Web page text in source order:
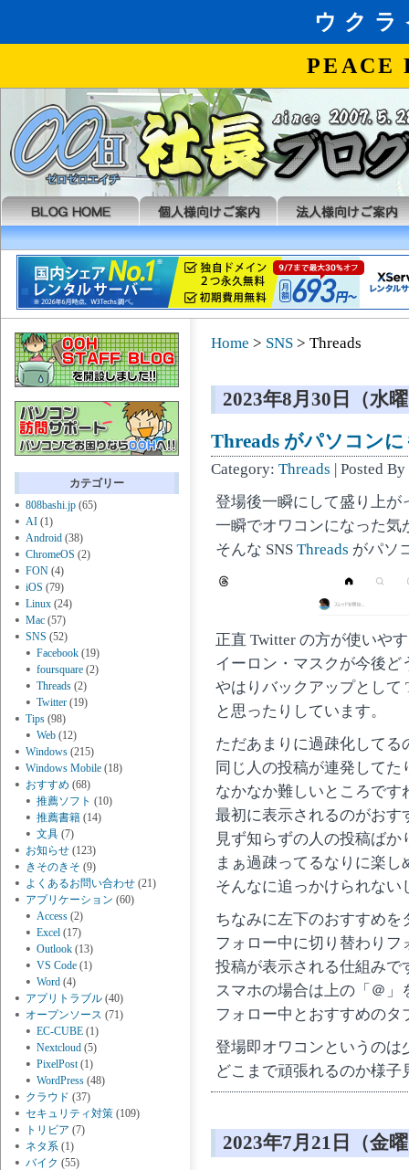
カテゴリー
808bashi.jp (65)
AI (1)
Android (38)
ChromeOS (2)
FON (4)
iOS (79)
Linux (24)
Mac (57)
SNS (52)
Facebook (19)
foursquare (2)
Threads (2)
Twitter (19)
Tips (98)
Web (12)
Windows (215)
Windows Mobile (18)
おすすめ (68)
推薦ソフト (10)
推薦書籍 (14)
文具 (7)
お知らせ (123)
きそのきそ (9)
よくあるお問い合わせ (21)
アプリケーション (60)
Access (2)
Excel (17)
Outlook (13)
VS Code (1)
Word (4)
アプリトラブル (40)
オープンソース (71)
EC-CUBE (1)
Nextcloud (5)
PixelPost(1)
WordPress (48)
クラウド (37)
セキュリティ対策 (109)
トリビア (7)
ネタ系 (1)
バイク (55)
Home > SNS > Threads
2023年8月30日（水
Threads がパソコン
Category: Threads | Posted By
登場後一瞬にして盛り上が
一瞬でオワコンになった気
そんな SNS Threads がパソ
正直 Twitter の方が使いや
イーロン・マスクが今後
やはりバックアップとして
と思ったりしています。
ただあまりに過疎化してる
同じ人の投稿が連発してた
なかなか難しいところです
最初に表示されるのがおす
見ず知らずの人の投稿ばか
まぁ過疎ってるなりに楽
そんなに追っかけられな
ちなみに左下のおすすめを
フォロー中に切り替わりフ
投稿が表示される仕組みで
スマホの場合は上の「＠」
フォロー中とおすすめのタ
登場即オワコンというのは
どこまで頑張れるのか様子
2023年7月21日（金